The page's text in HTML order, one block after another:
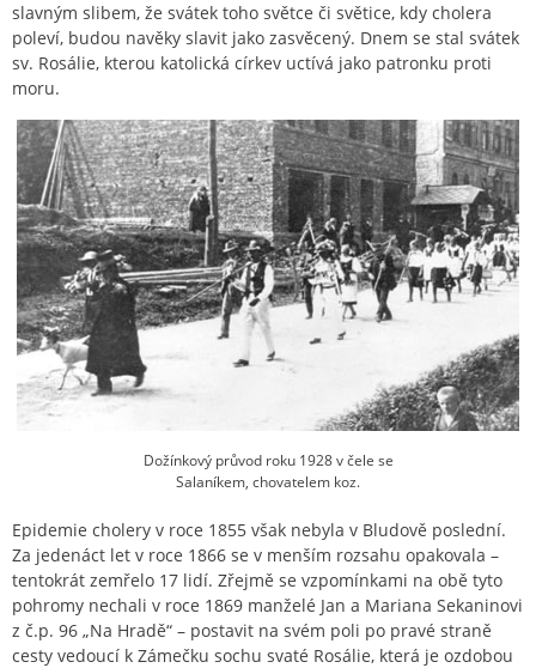
slavným slibem, že svátek toho světce či světice, kdy cholera
poleví, budou navěky slavit jako zasvěcený. Dnem se stal svátek
sv. Rosálie, kterou katolická církev uctívá jako patronku proti
moru.
Dožínkový průvod roku 1928 v čele se
Salaníkem, chovatelem koz.
Epidemie cholery v roce 1855 však nebyla v Bludově poslední.
Za jedenáct let v roce 1866 se v menším rozsahu opakovala –
tentokrát zemřelo 17 lidí. Zřejmě se vzpomínkami na obě tyto
pohromy nechali v roce 1869 manželé Jan a Mariana Sekaninovi
z č.p. 96 „Na Hradě“ – postavit na svém poli po pravé straně
cesty vedoucí k Zámečku sochu svaté Rosálie, která je ozdobou